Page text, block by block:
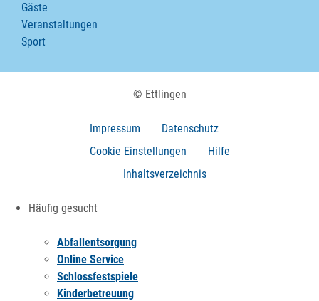
Gäste
Veranstaltungen
Sport
© Ettlingen
Impressum
Datenschutz
Cookie Einstellungen
Hilfe
Inhaltsverzeichnis
Häufig gesucht
Abfallentsorgung
Online Service
Schlossfestspiele
Kinderbetreuung